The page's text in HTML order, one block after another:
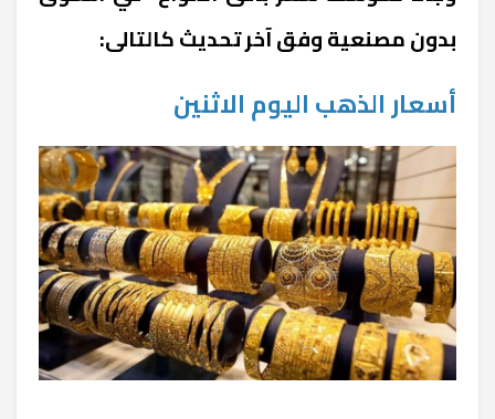
بدون مصنعية وفق آخر تحديث كالتالى:
أسعار الذهب اليوم الاثنين